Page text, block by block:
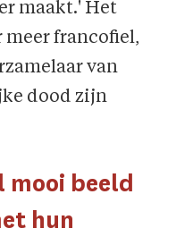
maakt.' Het
meer francofiel,
van
dood zijn
mooi beeld
hun